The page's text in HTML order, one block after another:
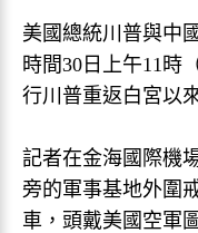
美國總統川普與中
時間30日上午11時
行川普重返白宮以
記者在金海國際機
旁的軍事基地外圍
車，頭戴美國空軍